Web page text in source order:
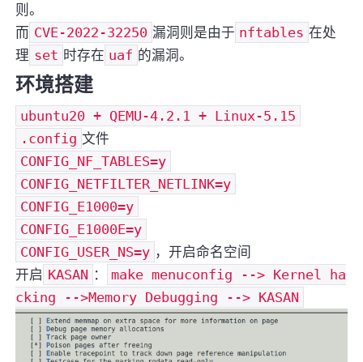
则。
而 CVE-2022-32250 漏洞则是由于 nftables 在处
理 set 时存在 uaf 的漏洞。
环境搭建
ubuntu20 + QEMU-4.2.1 + Linux-5.15
.config 文件
CONFIG_NF_TABLES=y
CONFIG_NETFILTER_NETLINK=y
CONFIG_E1000=y
CONFIG_E1000E=y
CONFIG_USER_NS=y ，开启命名空间
开启 KASAN ：
make menuconfig --> Kernel ha
cking -->Memory Debugging --> KASAN